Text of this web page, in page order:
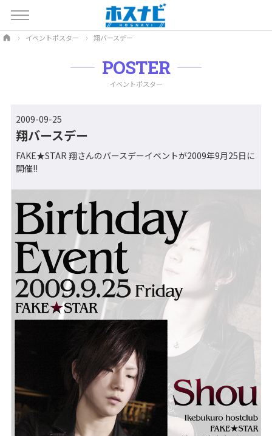
イベントポスター 翔バースデー
POSTER
イベントポスター
2009-09-25
翔バースデー
FAKE★STAR 翔さんのバースデーイベントが2009年9月25日に
開催!!